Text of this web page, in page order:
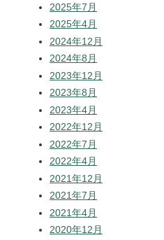
2025年7月
2025年4月
2024年12月
2024年8月
2023年12月
2023年8月
2023年4月
2022年12月
2022年7月
2022年4月
2021年12月
2021年7月
2021年4月
2020年12月